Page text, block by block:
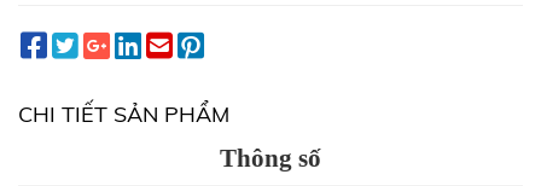
CHI TIẾT SẢN PHẨM
Thông số